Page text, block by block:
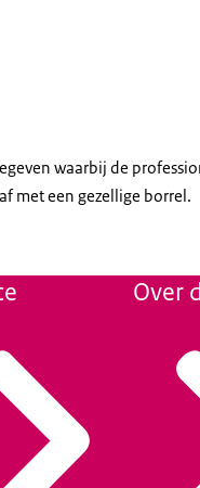
waarbij de
met een gezellige borrel.
Over